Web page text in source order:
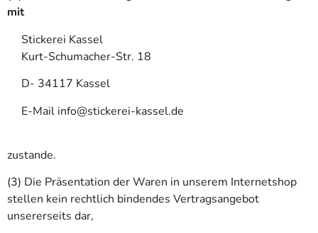
mit
Stickerei Kassel
Kurt-Schumacher-Str. 18
D- 34117 Kassel
E-Mail info@stickerei-kassel.de
zustande.
(3) Die Präsentation der Waren in unserem Internetshop
stellen kein rechtlich bindendes Vertragsangebot
unsererseits dar,